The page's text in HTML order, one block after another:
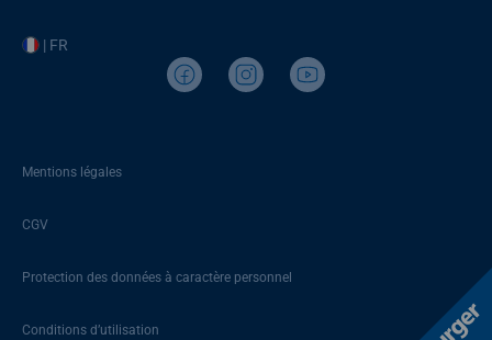
| FR
Mentions légales
CGV
Protection des données à caractère personnel
Conditions d’utilisation